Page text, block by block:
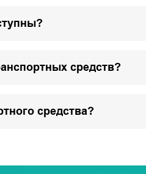
средств?
средства?